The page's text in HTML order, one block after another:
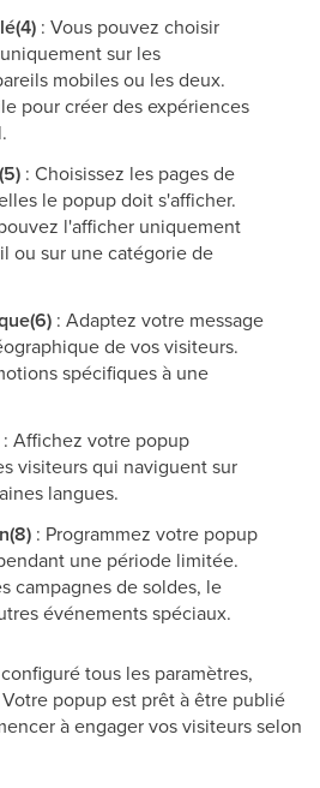
: Vous pouvez choisir
sur les
mobiles ou les deux.
pour créer des expériences
: Choisissez les pages de
le popup doit s'afficher.
l'afficher uniquement
ou sur une catégorie de
: Adaptez votre message
de vos visiteurs.
spécifiques à une
: Affichez votre popup
visiteurs qui naviguent sur
langues.
: Programmez votre popup
une période limitée.
campagnes de soldes, le
événements spéciaux.
tous les paramètres,
Votre popup est prêt à être publié
à engager vos visiteurs selon